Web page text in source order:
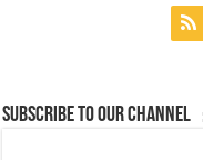
Subscribe to our Channel